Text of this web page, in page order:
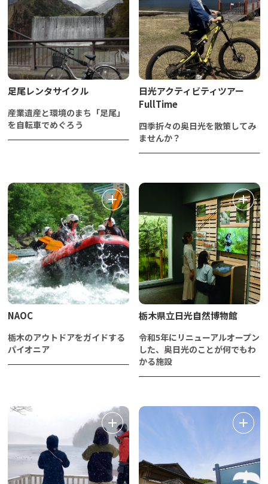
足尾レンタサイクル
産業遺産と環境のまち「足尾」
を自転車でめぐろう
日光アクティビティツアー
FullTime
四季折々の奥日光を散策してみ
ませんか？
NAOC
栃木のアウトドアをガイドする
パイオニア
栃木県立日光自然博物館
令和5年にリニューアルオープン
した、奥日光のことが何でもわ
かる施設